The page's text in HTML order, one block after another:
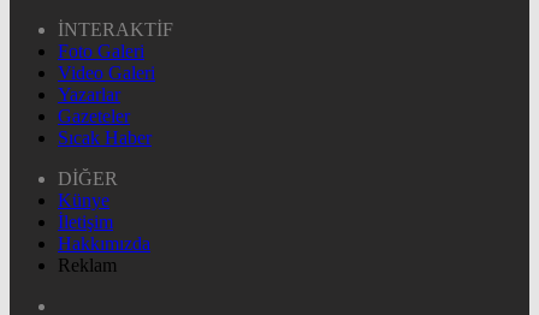
İNTERAKTİF
Foto Galeri
Video Galeri
Yazarlar
Gazeteler
Sıcak Haber
DİĞER
Künye
İletişim
Hakkımızda
Reklam